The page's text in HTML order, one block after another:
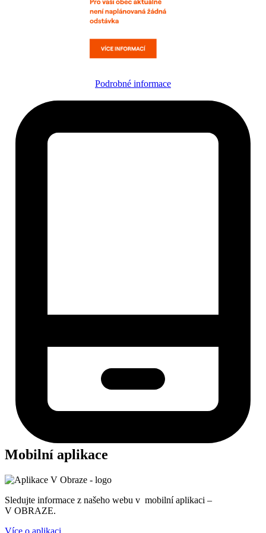
Podrobné informace
Mobilní aplikace
Sledujte informace z našeho webu v mobilní aplikaci –
V OBRAZE.